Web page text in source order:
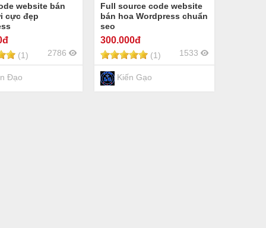
website bán
cực đẹp
(1) 2786
Đạo
Full source code website
bán hoa Wordpress chuẩn
seo
300.000đ
(1) 1533
Kiến Gạo